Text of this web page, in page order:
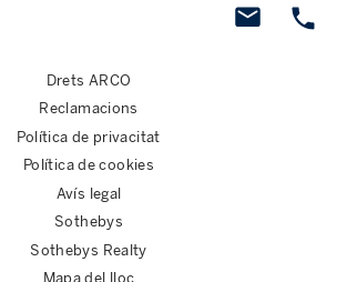
Drets ARCO
Reclamacions
Política de privacitat
Política de cookies
Avís legal
Sothebys
Sothebys Realty
Mapa del lloc